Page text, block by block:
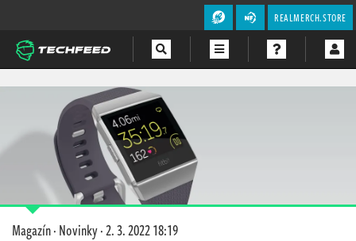
REALMERCH.STORE
Videa
Magazín·Novinky·2. 3. 2022 18:19